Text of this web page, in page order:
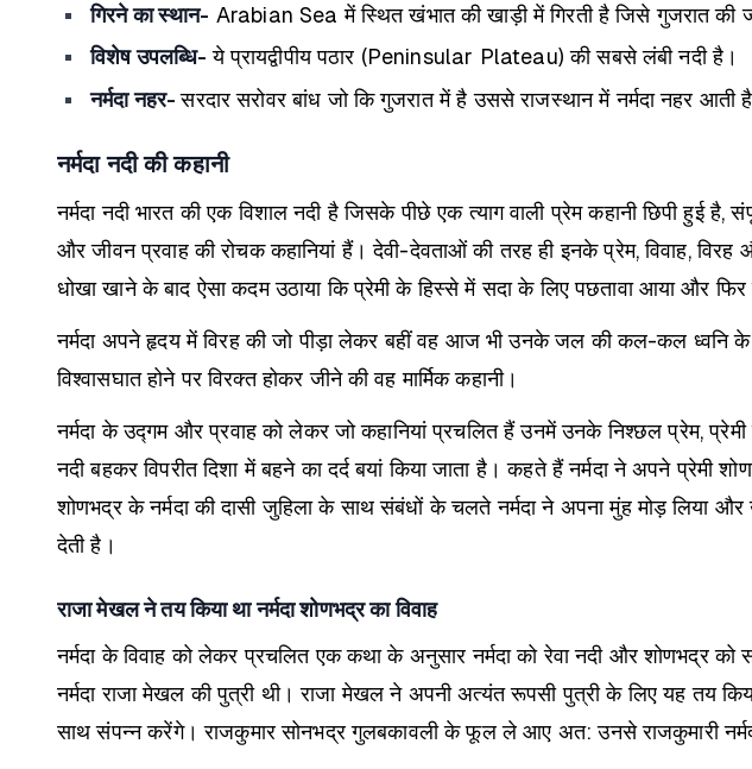
गिरने का स्थान- Arabian Sea में स्थित खंभात की खाड़ी में गिरती है जिसे गुजरात की
विशेष उपलब्धि-ये प्रायद्वीपीय पठार (Peninsular Plateau) की सबसे लंबी नदी है।
नर्मदा नहर-सरदार सरोवर बांध जो कि गुजरात में है उससे राजस्थान में नर्मदा नहर आती
नर्मदा नदी की कहानी
नर्मदा नदी भारत की एक विशाल नदी है जिसके पीछे एक त्याग वाली प्रेम कहानी छिपी हुई
और जीवन प्रवाह की रोचक कहानियां हैं। देवी-देवताओं की तरह ही इनके प्रेम, विवाह, विरह
धोखा खाने के बाद ऐसा कदम उठाया कि प्रेमी के हिस्से में सदा के लिए पछतावा आया और
नर्मदा अपने हृदय में विरह की जो पीड़ा लेकर बहीं वह आज भी उनके जल की कल-कल ध्वनि
विश्वासघात होने पर विरक्त होकर जीने की वह मार्मिक कहानी।
नर्मदा के उद्गम और प्रवाह को लेकर जो कहानियां प्रचलित हैं उनमें उनके निश्छल प्रेम,
नदी बहकर विपरीत दिशा में बहने का दर्द बयां किया जाता है। कहते हैं नर्मदा ने अपने
शोणभद्र के नर्मदा की दासी जुहिला के साथ संबंधों के चलते नर्मदा ने अपना मुंह मोड़ लिया
देती है।
राजा मेखल ने तय किया था नर्मदा शोणभद्र का विवाह
नर्मदा के विवाह को लेकर प्रचलित एक कथा के अनुसार नर्मदा को रेवा नदी और शोणभद्र
नर्मदा राजा मेखल की पुत्री थी। राजा मेखल ने अपनी अत्यंत रूपसी पुत्री के लिए यह तय
साथ संपन्न करेंगे। राजकुमार सोनभद्र गुलबकावली के फूल ले आए अत: उनसे राजकुमारी